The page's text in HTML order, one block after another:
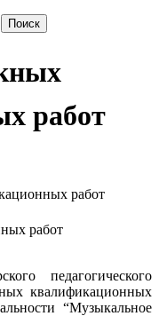
работ
работ
педагогического
квалификационных
“Музыкальное